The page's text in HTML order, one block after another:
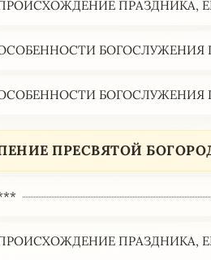
ПРАЗДНИКА,
БОГОСЛУЖЕНИЯ
БОГОСЛУЖЕНИЯ
ПРЕСВЯТОЙ
ПРАЗДНИКА,